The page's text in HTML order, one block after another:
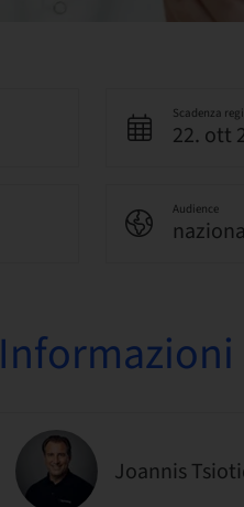
Scadenza
22. ott
Audience
Joannis